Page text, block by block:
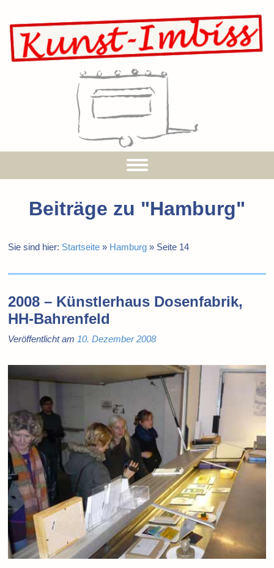
Beiträge zu "Hamburg"
Sie sind hier: Startseite » Hamburg » Seite 14
2008 – Künstlerhaus Dosenfabrik,
HH-Bahrenfeld
Veröffentlicht am 10. Dezember 2008